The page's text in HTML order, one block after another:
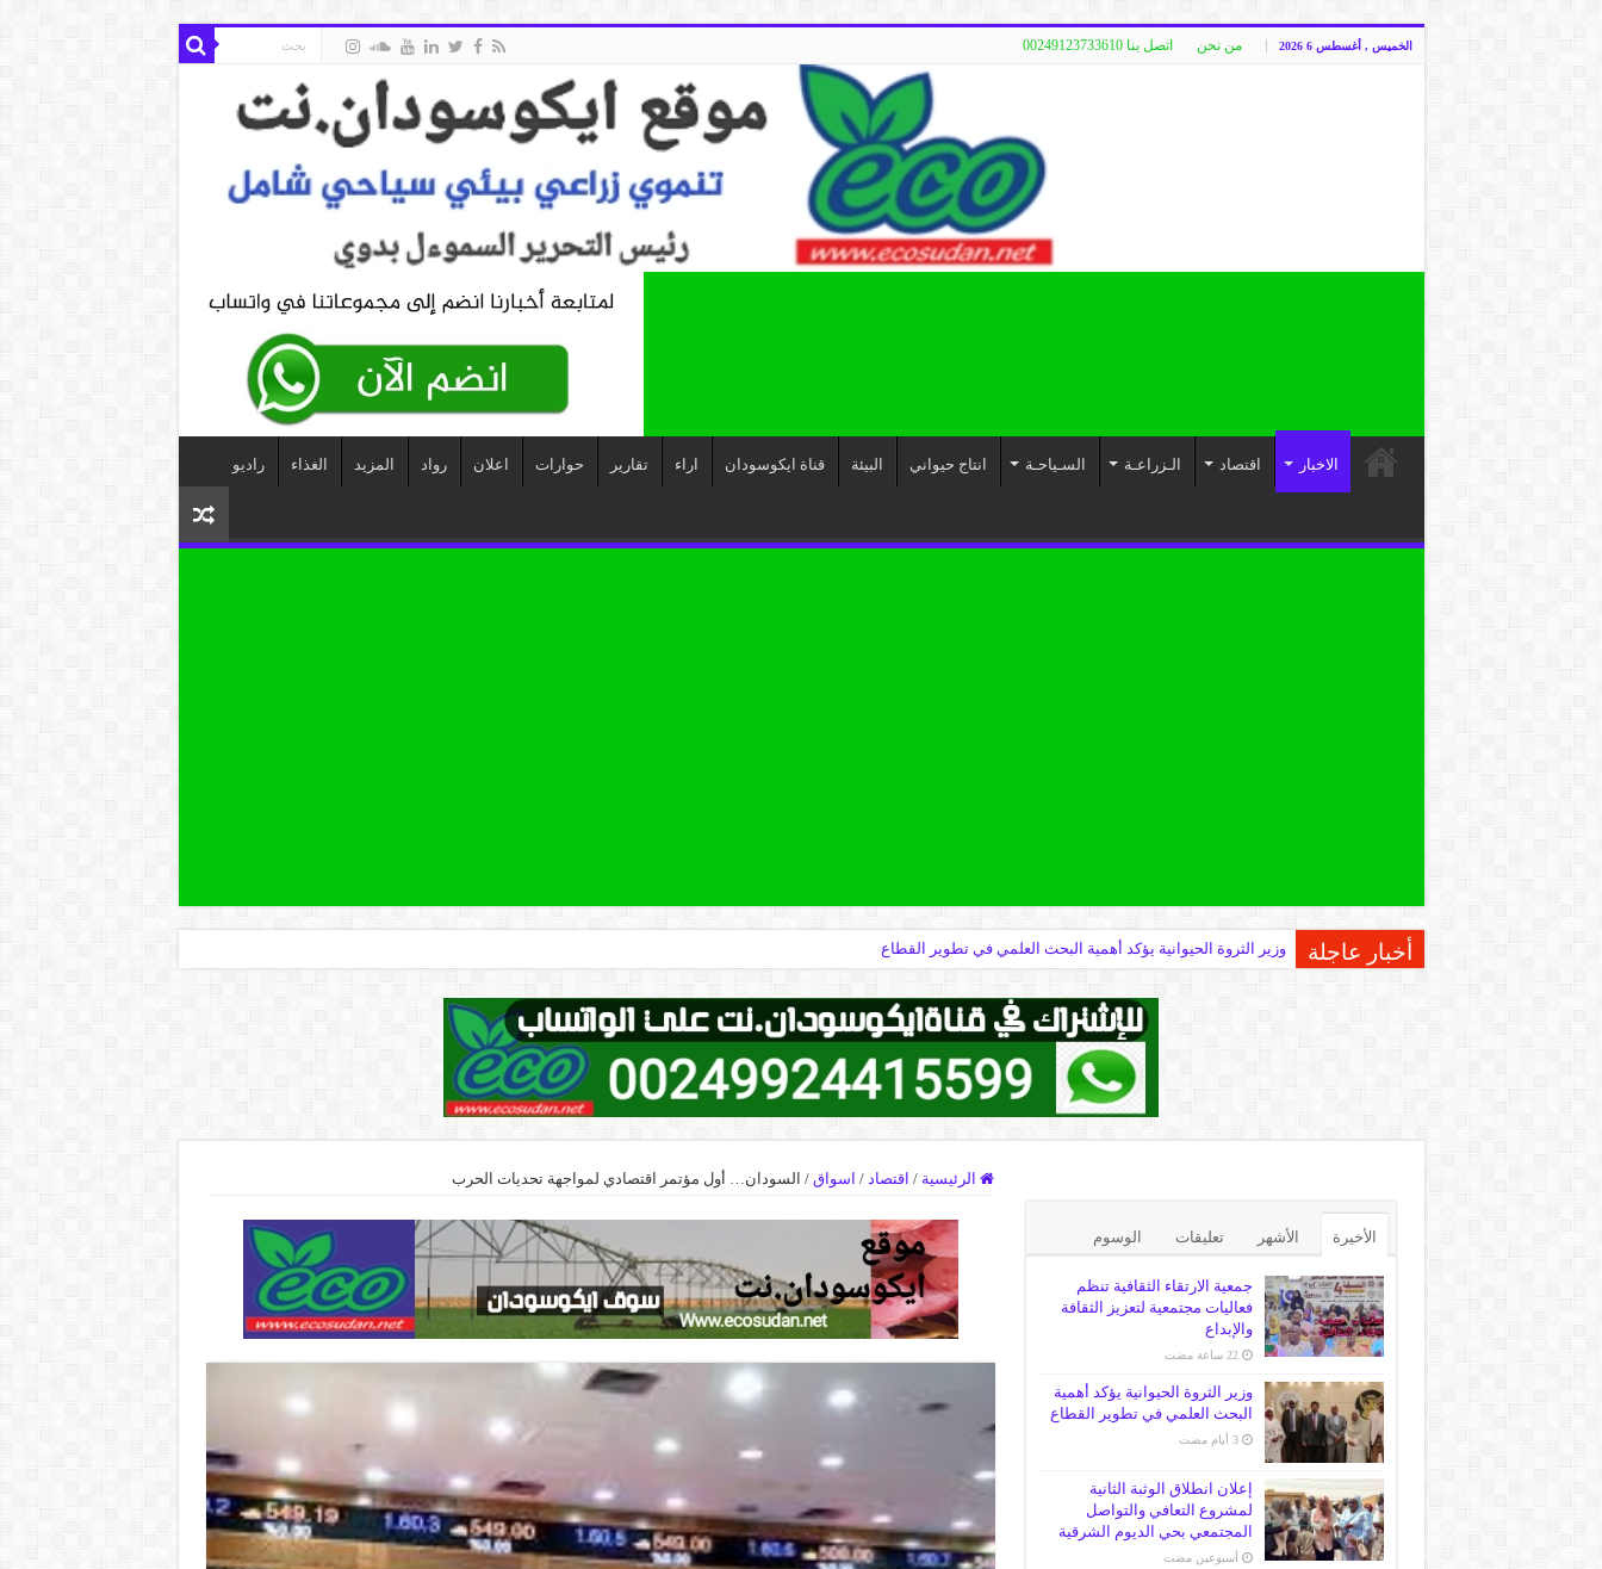
الخميس , أغسطس 6 2026 من نحن اتصل بنا 00249123733610
الاخبار اقتصاد الـزراعـة السـياحـة انتاج حيواني البيئة قناة ايكوسودان اراء تقارير حوارات اعلان رواد المزيد الغذاء راديو
أخبار عاجلة وزير الثروة الحيوانية يؤكد أهمية البحث العلمي في تطوير القطاع
الرئيسية / اقتصاد / اسواق / السودان… أول مؤتمر اقتصادي لمواجهة تحديات الحرب
الأخيرة الأشهر تعليقات الوسوم
جمعية الارتقاء الثقافية تنظم
فعاليات مجتمعية لتعزيز الثقافة
والإبداع
وزير الثروة الحيوانية يؤكد أهمية
البحث العلمي في تطوير القطاع
‏3 أيام مضت
إعلان انطلاق الوثبة الثانية
لمشروع التعافي والتواصل
المجتمعي بحي الديوم الشرقية
‏أسبوعين مضت